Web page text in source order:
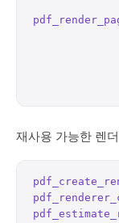
재사용 가능한 렌